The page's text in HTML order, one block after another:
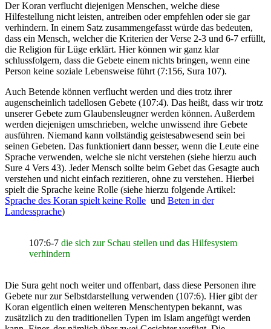
Der Koran verflucht diejenigen Menschen, welche diese
Hilfestellung nicht leisten, antreiben oder empfehlen oder sie gar
verhindern. In einem Satz zusammengefasst würde das bedeuten,
dass ein Mensch, welcher die Kriterien der Verse 2-3 und 6-7 erfüllt,
die Religion für Lüge erklärt. Hier können wir ganz klar
schlussfolgern, dass die Gebete einem nichts bringen, wenn eine
Person keine soziale Lebensweise führt (7:156, Sura 107).
Auch Betende können verflucht werden und dies trotz ihrer
augenscheinlich tadellosen Gebete (107:4). Das heißt, dass wir trotz
unserer Gebete zum Glaubensleugner werden können. Außerdem
werden diejenigen umschrieben, welche unwissend ihre Gebete
ausführen. Niemand kann vollständig geistesabwesend sein bei
seinen Gebeten. Das funktioniert dann besser, wenn die Leute eine
Sprache verwenden, welche sie nicht verstehen (siehe hierzu auch
Sure 4 Vers 43). Jeder Mensch sollte beim Gebet das Gesagte auch
verstehen und nicht einfach rezitieren, ohne zu verstehen. Hierbei
spielt die Sprache keine Rolle (siehe hierzu folgende Artikel:
Sprache des Koran spielt keine Rolle und Beten in der
Landessprache)
107:6-7 die sich zur Schau stellen und das Hilfesystem
verhindern
Die Sura geht noch weiter und offenbart, dass diese Personen ihre
Gebete nur zur Selbstdarstellung verwenden (107:6). Hier gibt der
Koran eigentlich einen weiteren Menschentypen bekannt, was
zusätzlich zu den traditionellen Typen im Islam angefügt werden